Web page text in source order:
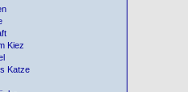
Kiez
Katze